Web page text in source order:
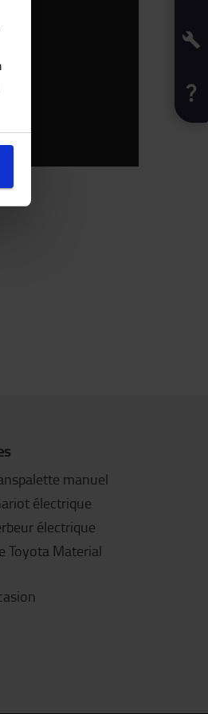
manuel
électrique
électrique
Toyota Material